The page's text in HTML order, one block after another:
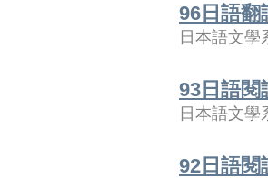
96日語翻
日本語文學
93日語閱
日本語文學
92日語閱